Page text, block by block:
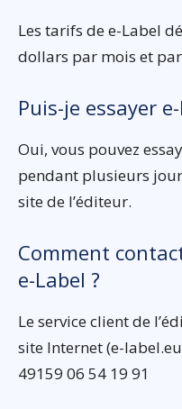
Les tarifs de e-Label
dollars par mois et
Puis-je essayer
Oui, vous pouvez
pendant plusieurs
site de l’éditeur.
Comment
e-Label ?
Le service client de
site Internet (e-
49159 06 54 19 91